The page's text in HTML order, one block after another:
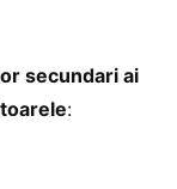
secundari ai
: